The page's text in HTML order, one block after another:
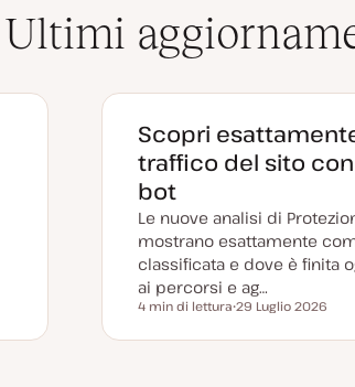
Ultimi
Scopri
traffico del sito
bot
Le nuove analisi di
mostrano esattamente
classificata e dove è finita
ai percorsi e ag…
Tempo di lettura
4 min di lettura 29 Luglio 2026